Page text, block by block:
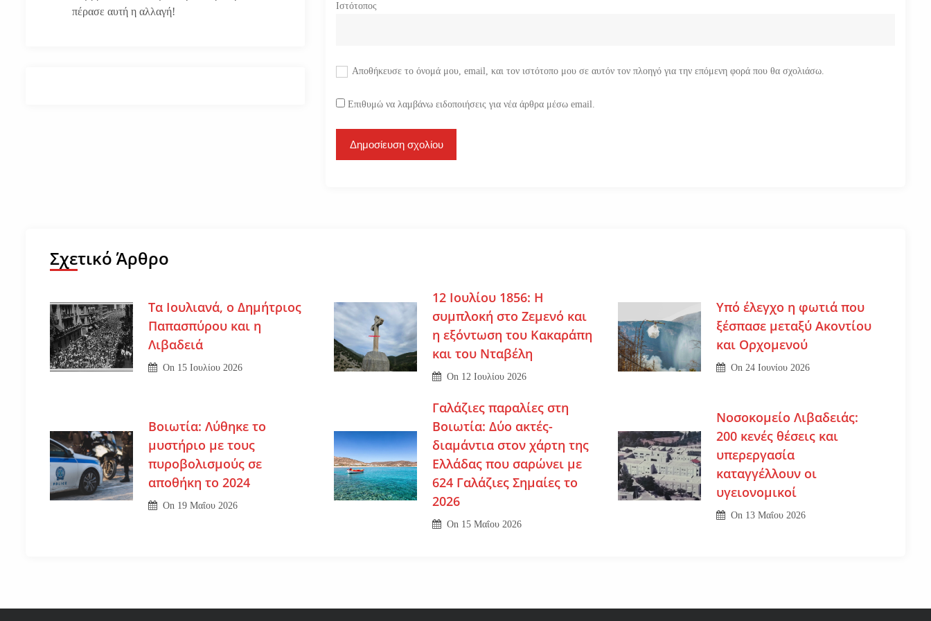
Ιστότοπος
Αποθήκευσε το όνομά μου, email, και τον ιστότοπο μου σε αυτόν τον πλοηγό για την επόμενη φορά που θα σχολιάσω.
Επιθυμώ να λαμβάνω ειδοποιήσεις για νέα άρθρα μέσω email.
πέρασε αυτή η αλλαγή!
Σχετικό Άρθρο
Τα Ιουλιανά, ο Δημήτριος
Παπασπύρου και η
Λιβαδειά
On 15 Ιουλίου 2026
12 Ιουλίου 1856: Η
συμπλοκή στο Ζεμενό και
η εξόντωση του Κακαράπη
και του Νταβέλη
On 12 Ιουλίου 2026
Υπό έλεγχο η φωτιά που
ξέσπασε μεταξύ Ακοντίου
και Ορχομενού
On 24 Ιουνίου 2026
Βοιωτία: Λύθηκε το
μυστήριο με τους
πυροβολισμούς σε
αποθήκη το 2024
On 19 Μαΐου 2026
Γαλάζιες παραλίες στη
Βοιωτία: Δύο ακτές-
διαμάντια στον χάρτη της
Ελλάδας που σαρώνει με
624 Γαλάζιες Σημαίες το
2026
On 15 Μαΐου 2026
Νοσοκομείο Λιβαδειάς:
200 κενές θέσεις και
υπερεργασία
καταγγέλλουν οι
υγειονομικοί
On 13 Μαΐου 2026